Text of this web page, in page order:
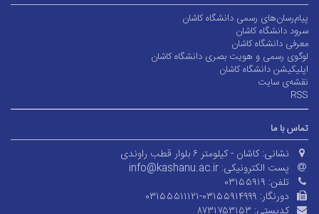
پیام‌رسان‌های رسمی دانشگاه کاشان
سرود دانشگاه کاشان
معرفی دانشگاه کاشان
لوگوی رسمی و هویت بصری دانشگاه کاشان
اپلیکیشن دانشگاه کاشان
نقشه‌ی سایت
RSS
تماس با ما
نشانی: کاشان - کیلومتر ۶ بلوار قطب راوندی
پست الکترونیکی: info@kashanu.ac.ir
تلفن: ۰۳۱۵۵۹۱۹
دورنگار: ۰۳۱۵۵۵۱۱۱۲۱-۰۳۱۵۵۹۱۴۹۹۹